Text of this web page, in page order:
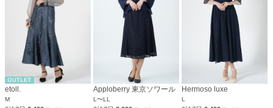
etoll.
M
Apploberry 東京ソワール
L〜LL
Hermoso luxe
L